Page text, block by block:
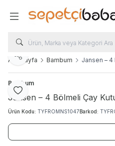
Ana Sayfa Bambum Jansen – 4
Favoriye Ekle
Paylaş
Bambum
Jansen – 4 Bölmeli Çay
Ürün Kodu: TYFROMNS1047Barkod: